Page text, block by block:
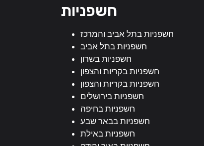
חשפניות
חשפניות בתל אביב והמרכז
חשפניות בתל אביב
חשפניות בשרון
חשפניות בקריות והצפון
חשפניות בקריות והצפון
חשפניות בירושלים
חשפניות בחיפה
חשפניות בבאר שבע
חשפניות באילת